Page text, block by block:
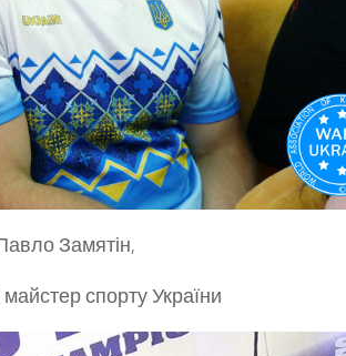
Замятін,
спорту України